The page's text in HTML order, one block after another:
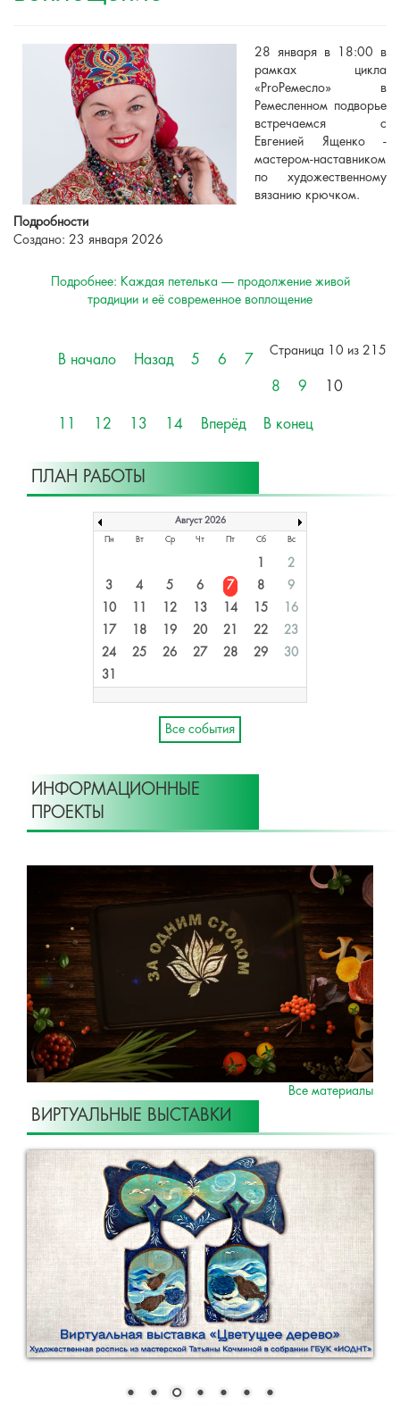
28 января в 18:00 в
рамках цикла
«ProРемесло» в
Ремесленном подворье
встречаемся с
Евгенией Ященко -
мастером-наставником
по художественному
вязанию крючком.
Подробности
Создано: 23 января 2026
Подробнее: Каждая петелька — продолжение живой
традиции и её современное воплощение
Страница 10 из 215
В начало Назад 5 6
7
8
9 10
12 13 14 Вперёд В конец
ПЛАН РАБОТЫ
Август 2026
Пн Вт Ср Чт Пт Сб Вс
2
3
4 5 6 7 8
9
10
12 13 14 15
16
17
18 19 20 21 22
23
24
25 26 27 28 29
30
31
Все события
ИНФОРМАЦИОННЫЕ
ПРОЕКТЫ
Все материалы
ВИРТУАЛЬНЫЕ ВЫСТАВКИ